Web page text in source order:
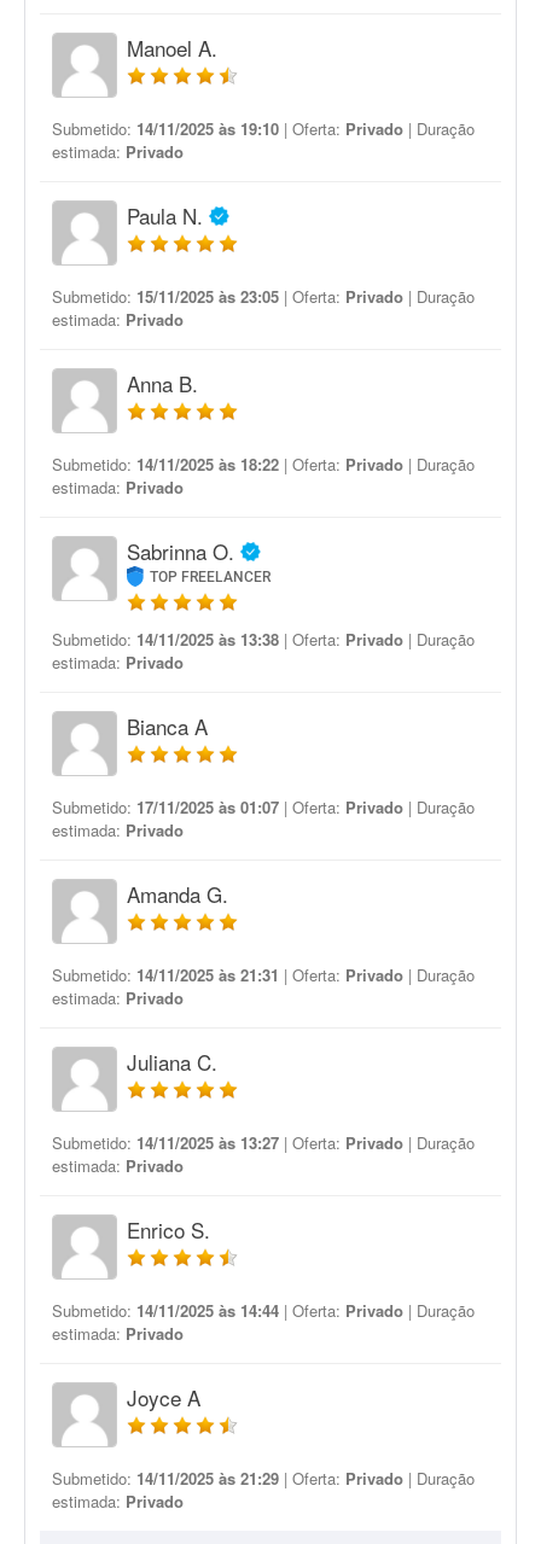
Manoel A.
Submetido: 14/11/2025 às 19:10 | Oferta: Privado | Duração
estimada: Privado
Paula N.
Submetido: 15/11/2025 às 23:05 | Oferta: Privado | Duração
estimada: Privado
Anna B.
Submetido: 14/11/2025 às 18:22 | Oferta: Privado | Duração
estimada: Privado
Sabrinna O.
TOP FREELANCER
Submetido: 14/11/2025 às 13:38 | Oferta: Privado | Duração
estimada: Privado
Bianca A
Submetido: 17/11/2025 às 01:07 | Oferta: Privado | Duração
estimada: Privado
Amanda G.
Submetido: 14/11/2025 às 21:31 | Oferta: Privado | Duração
estimada: Privado
Juliana C.
Submetido: 14/11/2025 às 13:27 | Oferta: Privado | Duração
estimada: Privado
Enrico S.
Submetido: 14/11/2025 às 14:44 | Oferta: Privado | Duração
estimada: Privado
Joyce A
Submetido: 14/11/2025 às 21:29 | Oferta: Privado | Duração
estimada: Privado